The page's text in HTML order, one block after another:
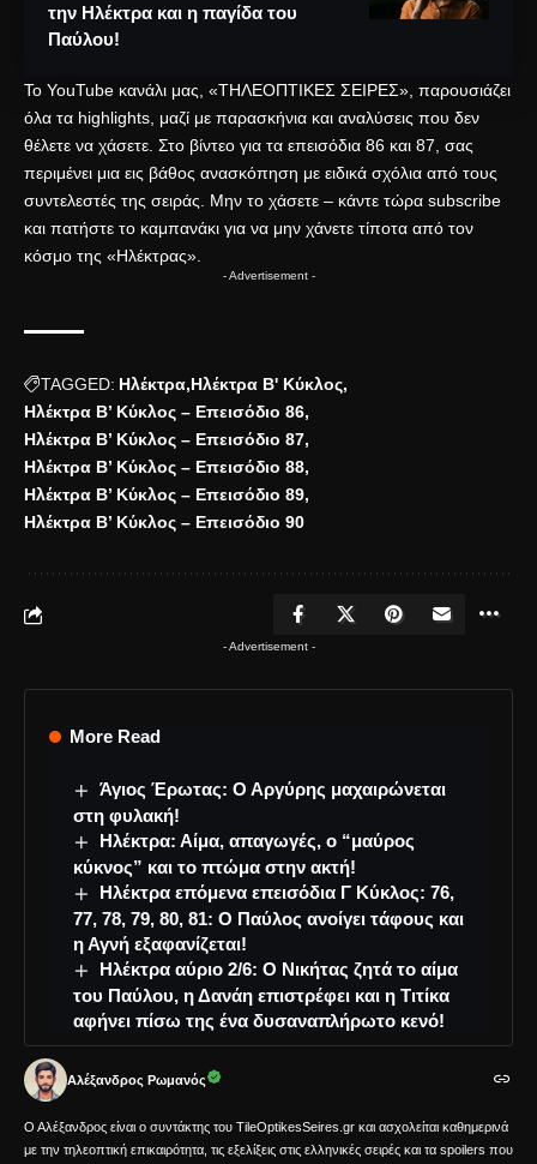
την Ηλέκτρα και η παγίδα του
Παύλου!
Το YouTube κανάλι μας, «ΤΗΛΕΟΠΤΙΚΕΣ ΣΕΙΡΕΣ», παρουσιάζει
όλα τα highlights, μαζί με παρασκήνια και αναλύσεις που δεν
θέλετε να χάσετε. Στο βίντεο για τα επεισόδια 86 και 87, σας
περιμένει μια εις βάθος ανασκόπηση με ειδικά σχόλια από τους
συντελεστές της σειράς. Μην το χάσετε – κάντε τώρα subscribe
και πατήστε το καμπανάκι για να μην χάνετε τίποτα από τον
κόσμο της «Ηλέκτρας».
- Advertisement -
TAGGED: Ηλέκτρα Ηλέκτρα Β' Κύκλος
Ηλέκτρα Β’ Κύκλος – Επεισόδιο 86
Ηλέκτρα Β’ Κύκλος – Επεισόδιο 87
Ηλέκτρα Β’ Κύκλος – Επεισόδιο 88
Ηλέκτρα Β’ Κύκλος – Επεισόδιο 89
Ηλέκτρα Β’ Κύκλος – Επεισόδιο 90
- Advertisement -
More Read
Άγιος Έρωτας: Ο Αργύρης μαχαιρώνεται
στη φυλακή!
Ηλέκτρα: Αίμα, απαγωγές, ο “μαύρος
κύκνος” και το πτώμα στην ακτή!
Ηλέκτρα επόμενα επεισόδια Γ Κύκλος: 76,
77, 78, 79, 80, 81: Ο Παύλος ανοίγει τάφους και
η Αγνή εξαφανίζεται!
Ηλέκτρα αύριο 2/6: Ο Νικήτας ζητά το αίμα
του Παύλου, η Δανάη επιστρέφει και η Τιτίκα
αφήνει πίσω της ένα δυσαναπλήρωτο κενό!
Αλέξανδρος Ρωμανός
Ο Αλέξανδρος είναι ο συντάκτης του TileOptikesSeires.gr και ασχολείται καθημερινά
με την τηλεοπτική επικαιρότητα, τις εξελίξεις στις ελληνικές σειρές και τα spoilers που